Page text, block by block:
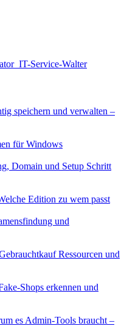
speichern und verwalten –
für Windows
Domain und Setup Schritt
Edition zu wem passt
und
Ressourcen und
Shops erkennen und
es Admin-Tools braucht –